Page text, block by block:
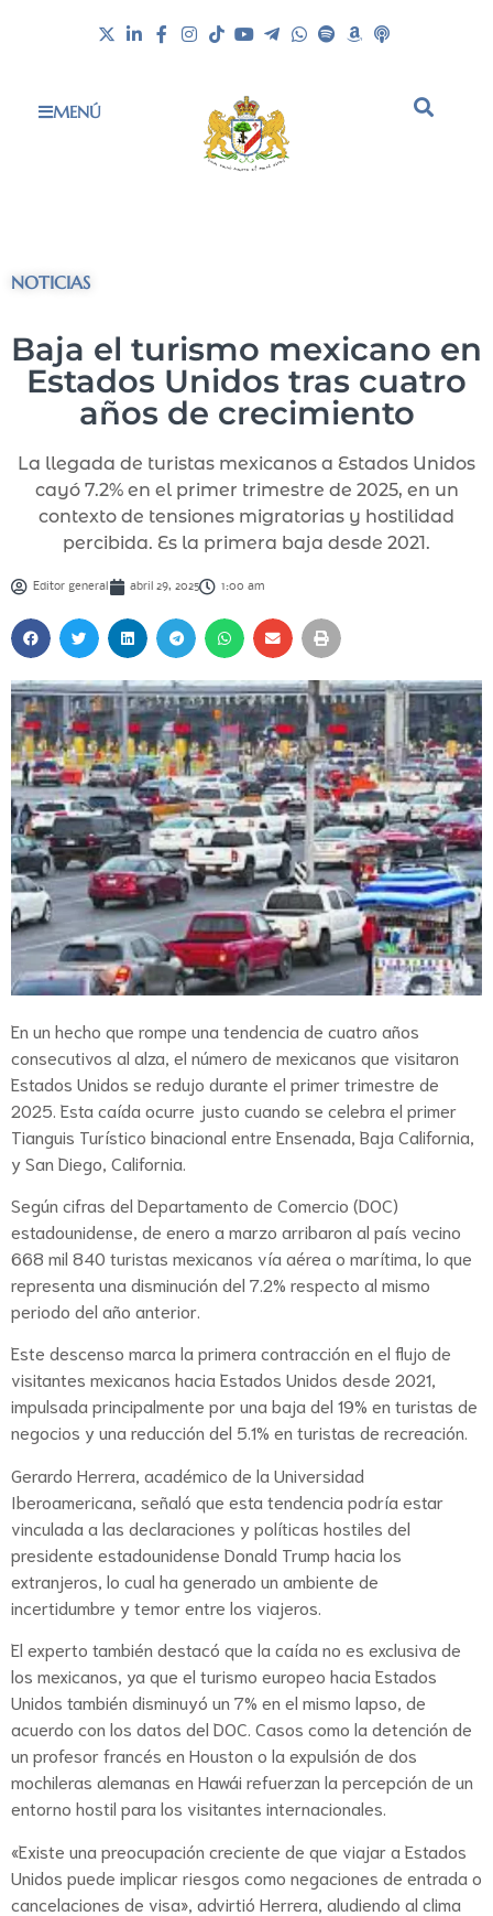
MENÚ
NOTICIAS
Baja el turismo mexicano en
Estados Unidos tras cuatro
años de crecimiento
La llegada de turistas mexicanos a Estados Unidos
cayó 7.2% en el primer trimestre de 2025, en un
contexto de tensiones migratorias y hostilidad
percibida. Es la primera baja desde 2021.
Editor general abril 29, 2025 1:00 am
En un hecho que rompe una tendencia de cuatro años
consecutivos al alza, el número de mexicanos que visitaron
Estados Unidos se redujo durante el primer trimestre de
2025. Esta caída ocurre justo cuando se celebra el primer
Tianguis Turístico binacional entre Ensenada, Baja California,
y San Diego, California.
Según cifras del Departamento de Comercio (DOC)
estadounidense, de enero a marzo arribaron al país vecino
668 mil 840 turistas mexicanos vía aérea o marítima, lo que
representa una disminución del 7.2% respecto al mismo
periodo del año anterior.
Este descenso marca la primera contracción en el flujo de
visitantes mexicanos hacia Estados Unidos desde 2021,
impulsada principalmente por una baja del 19% en turistas de
negocios y una reducción del 5.1% en turistas de recreación.
Gerardo Herrera, académico de la Universidad
Iberoamericana, señaló que esta tendencia podría estar
vinculada a las declaraciones y políticas hostiles del
presidente estadounidense Donald Trump hacia los
extranjeros, lo cual ha generado un ambiente de
incertidumbre y temor entre los viajeros.
El experto también destacó que la caída no es exclusiva de
los mexicanos, ya que el turismo europeo hacia Estados
Unidos también disminuyó un 7% en el mismo lapso, de
acuerdo con los datos del DOC. Casos como la detención de
un profesor francés en Houston o la expulsión de dos
mochileras alemanas en Hawái refuerzan la percepción de un
entorno hostil para los visitantes internacionales.
«Existe una preocupación creciente de que viajar a Estados
Unidos puede implicar riesgos como negaciones de entrada o
cancelaciones de visa», advirtió Herrera, aludiendo al clima